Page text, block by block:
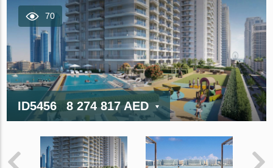
70
ID5456 8 274 817 AED